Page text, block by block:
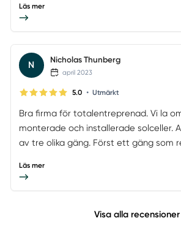
Läs mer
N Nicholas Thunberg
april 2023
5.0 • Utmärkt
Bra firma för totalentreprenad. Vi la
monterade och installerade solceller.
av tre olika gäng. Först ett gäng som
Läs mer
Visa alla recensioner